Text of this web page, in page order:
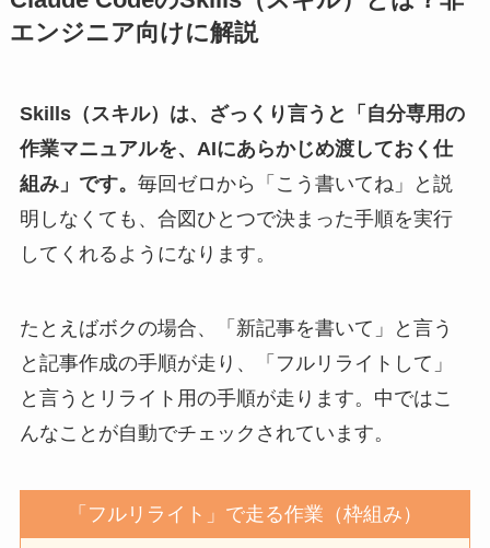
エンジニア向けに解説
Skills（スキル）は、ざっくり言うと「自分専用の
作業マニュアルを、AIにあらかじめ渡しておく仕
組み」です。 毎回ゼロから「こう書いてね」と説
明しなくても、合図ひとつで決まった手順を実行
してくれるようになります。
たとえばボクの場合、「新記事を書いて」と言う
と記事作成の手順が走り、「フルリライトして」
と言うとリライト用の手順が走ります。中ではこ
んなことが自動でチェックされています。
「フルリライト」で走る作業（枠組み）